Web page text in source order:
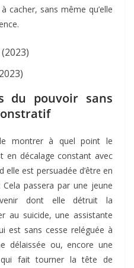
cacher, sans même qu’elle
du pouvoir sans
montrer à quel point le
en décalage constant avec
elle est persuadée d’être en
passera par une jeune
dont elle détruit la
au suicide, une assistante
est sans cesse reléguée à
délaissée ou, encore une
qui fait tourner la tête de